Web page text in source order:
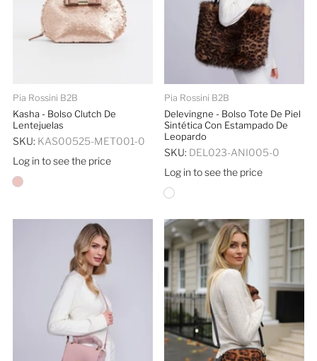
Pia Rossini B2B
Kasha - Bolso Clutch De
Lentejuelas
SKU: KAS00525-MET001-0
Log in to see the price
Pia Rossini B2B
Delevingne - Bolso Tote De Piel
Sintética Con Estampado De
Leopardo
SKU: DEL023-ANI005-0
Log in to see the price